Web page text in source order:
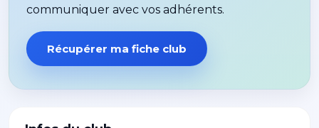
communiquer avec vos adhérents.
Récupérer ma fiche club